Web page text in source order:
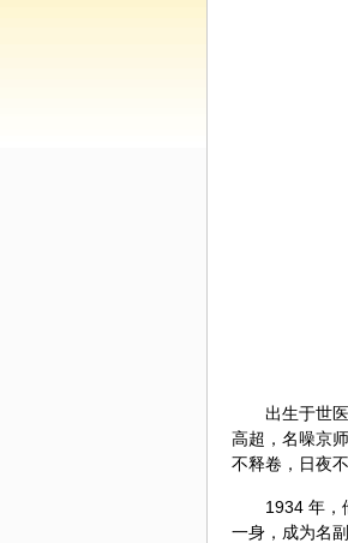
出生于世
高超，名噪京
不释卷，日夜不
1934 年，
一身，成为名